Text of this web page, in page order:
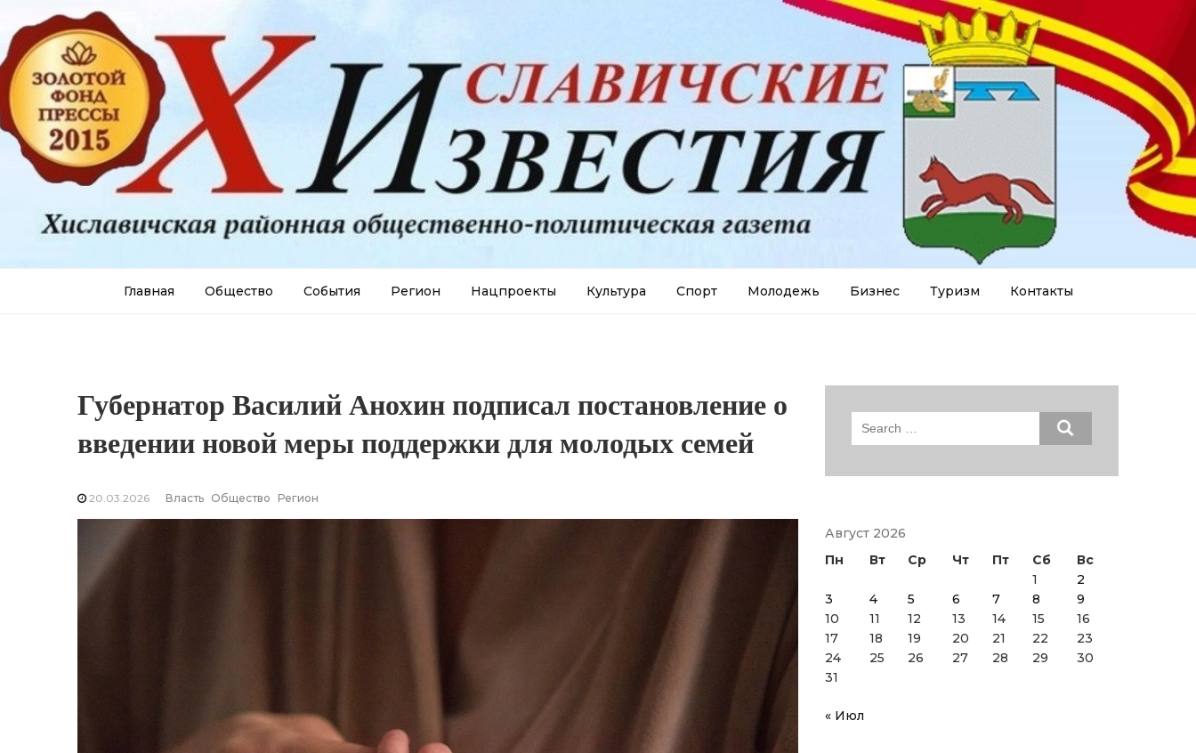
Главная Общество События Регион Нацпроекты Культура Спорт Молодежь Бизнес Туризм Контакты
Губернатор Василий Анохин подписал постановление о
введении новой меры поддержки для молодых семей
20.03.2026 Власть Общество Регион
Search
Август 2026
Пн
Вт Ср Чт Пт Сб
Вс
1
2
3
4 5 6 7 8
9
10
11 12 13 14 15
16
17
18 19 20 21 22
23
24
25 26 27 28 29
30
31
« Июл